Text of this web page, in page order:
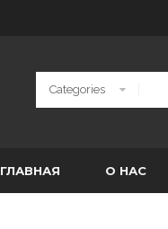
ГЛАВНАЯ О НАС